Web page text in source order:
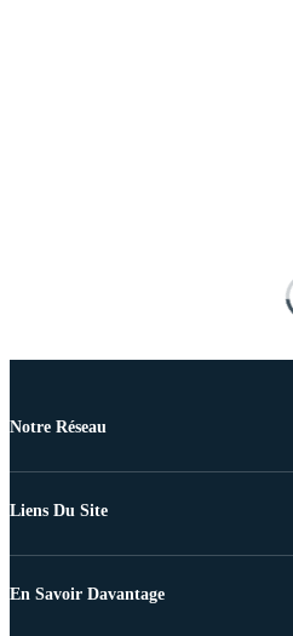
Notre Réseau
Liens Du Site
En Savoir Davantage